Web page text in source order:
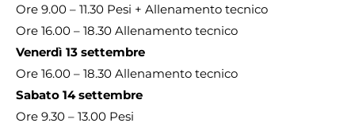
Ore 9.00 – 11.30 Pesi + Allenamento tecnico
Ore 16.00 – 18.30 Allenamento tecnico
Venerdì 13 settembre
Ore 16.00 – 18.30 Allenamento tecnico
Sabato 14 settembre
Ore 9.30 – 13.00 Pesi